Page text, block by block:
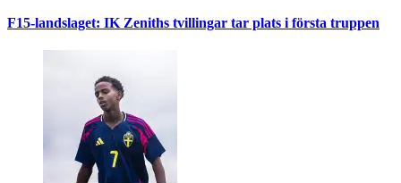
F15-landslaget: IK Zeniths tvillingar tar plats i första truppen